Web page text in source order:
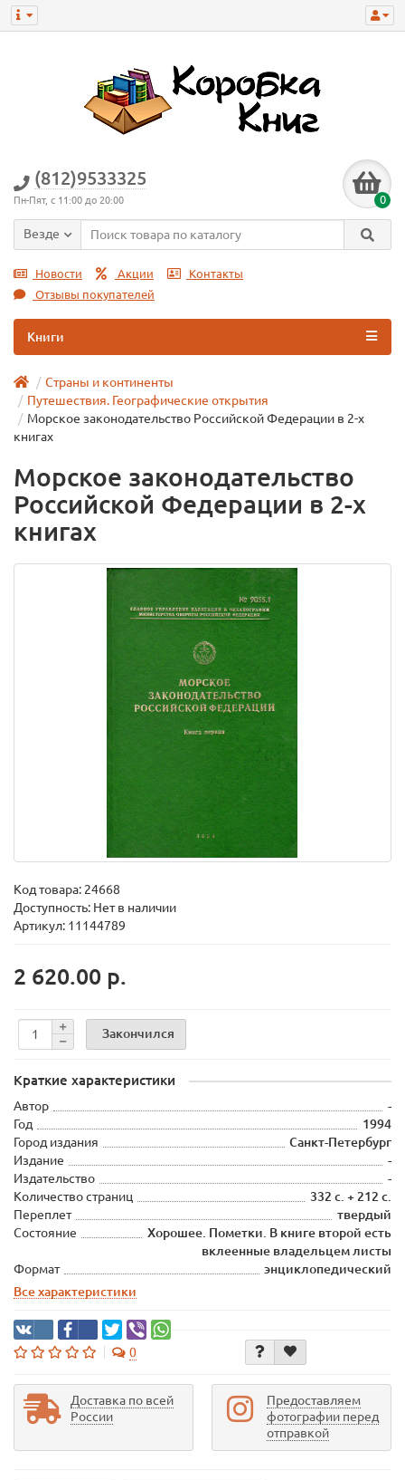
(812)9533325
Пн-Пят, с 11:00 до 20:00 0
Везде
Новости Акции
Контакты
Отзывы покупателей
Книги
Страны и континенты
Путешествия. Географические открытия
Морское законодательство Российской Федерации в 2-х
книгах
Морское законодательство
Российской Федерации в 2-х
книгах
Код товара: 24668
Доступность: Нет в наличии
Артикул: 11144789
2 620.00 р.
Закончился
Краткие характеристики
Автор
-
Год
1994
Город издания
Санкт-Петербург
Издание
-
Издательство
-
Количество страниц
332 с. + 212 с.
Переплет
твердый
Состояние
Хорошее. Пометки. В книге второй есть
вклеенные владельцем листы
Формат
энциклопедический
Все характеристики
0
Доставка по всей
России
Предоставляем
фотографии перед
отправкой